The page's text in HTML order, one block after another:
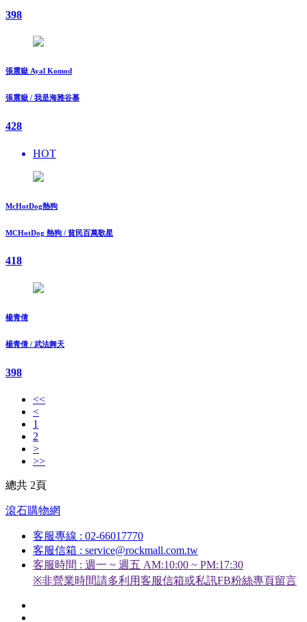
398
張震嶽 Ayal Komod
張震嶽 / 我是海雅谷慕
428
HOT
McHotDog熱狗
MCHotDog 熱狗 / 貧民百萬歌星
418
楊青倩
楊青倩 / 武法舞天
398
<<
<
1
2
>
>>
總共 2頁
滾石購物網
客服專線 : 02-66017770
客服信箱 : service@rockmall.com.tw
客服時間 : 週一 ~ 週五 AM:10:00 ~ PM:17:30
※非營業時間請多利用客服信箱或私訊FB粉絲專頁留言